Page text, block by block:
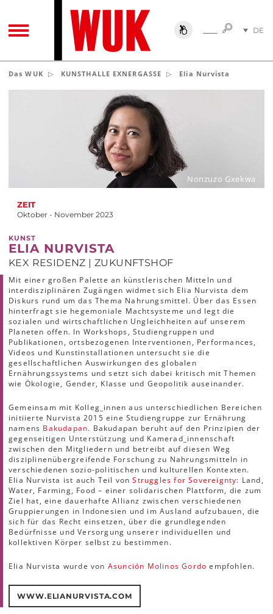
TOGGLE NAVIGATIONSUCHESUCHE
DE
Das WUK KUNSTHALLE EXNERGASSE Elia Nurvista
ZEIT
Oktober - November 2023
Nonzuzo Gxekwa
KUNST
ELIA NURVISTA
KEX RESIDENZ | ZUKUNFTSHOF
Mit einer großen Palette an künstlerischen Mitteln und
interdisziplinären Zugängen widmet sich Elia Nurvista dem
Diskurs rund um das Thema Nahrungsmittel. Über das Essen
hinterfragt sie hegemoniale Machtsysteme und legt die
sozialen und wirtschaftlichen Ungleichheiten auf unserem
Planeten offen. In Workshops, Studiengruppen und
Publikationen, ortsbezogenen Interventionen, Performances,
Videos und Kunstinstallationen untersucht sie die
gesellschaftlichen Auswirkungen des globalen
Ernährungssystems und setzt sich dabei kritisch mit Themen
wie Ökologie, Gender, Klasse und Geopolitik auseinander.
Gemeinsam mit Kolleg_innen aus unterschiedlichen Bereichen
initiierte Nurvista 2015 eine Studiengruppe zur Ernährung
namens Bakudapan. Bakudapan beruht auf den Prinzipien der
gegenseitigen Unterstützung und Kamerad_innenschaft
zwischen den Mitgliedern und betreibt auf diesen Weg
disziplinenübergreifende Forschung zu Nahrungsmitteln in
verschiedenen sozio-politischen und kulturellen Kontexten.
Elia Nurvista ist auch Teil vonStruggles for Sovereignty: Land,
Water, Farming, Food – einer solidarischen Plattform, die zum
Ziel hat, eine dauerhafte Allianz zwischen verschiedenen
Gruppierungen in Indonesien und im Ausland aufzubauen, die
sich für das Recht einsetzen, über die grundlegenden
Bedürfnisse und Versorgung unserer individuellen und
kollektiven Körper selbst zu bestimmen.
Elia Nurvista wurde von Asunción Molinos Gordo empfohlen.
WWW.ELIANURVISTA.COM